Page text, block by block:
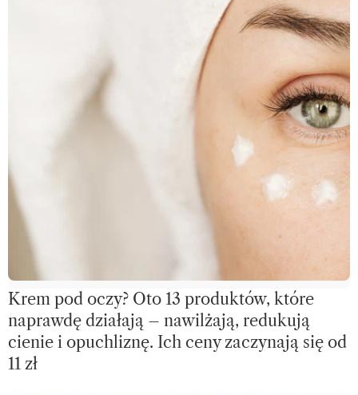
Krem pod oczy? Oto 13 produktów, które
naprawdę działają – nawilżają, redukują
cienie i opuchliznę. Ich ceny zaczynają się od
11 zł